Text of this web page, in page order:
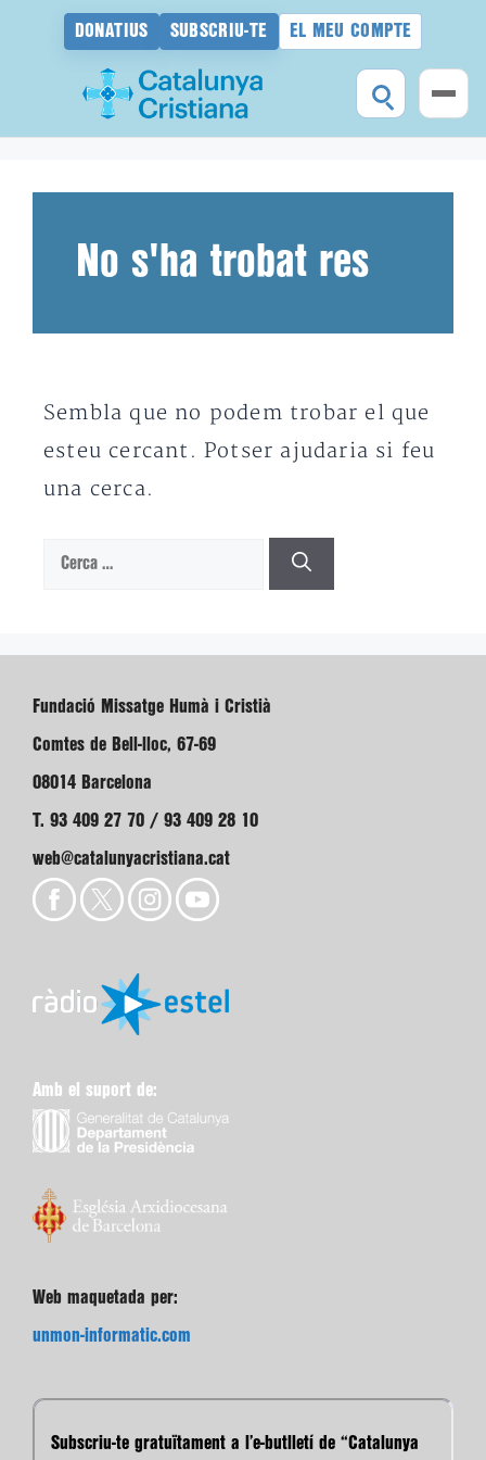
DONATIUS SUBSCRIU-TE EL MEU COMPTE
No s'ha trobat res
Sembla que no podem trobar el que
esteu cercant. Potser ajudaria si feu
una cerca.
Cerca:
Fundació Missatge Humà i Cristià
Comtes de Bell-lloc, 67-69
08014 Barcelona
T. 93 409 27 70 / 93 409 28 10
web@catalunyacristiana.cat
Amb el suport de:
Web maquetada per:
unmon-informatic.com
Subscriu-te gratuïtament a l’e-butlletí de “Catalunya